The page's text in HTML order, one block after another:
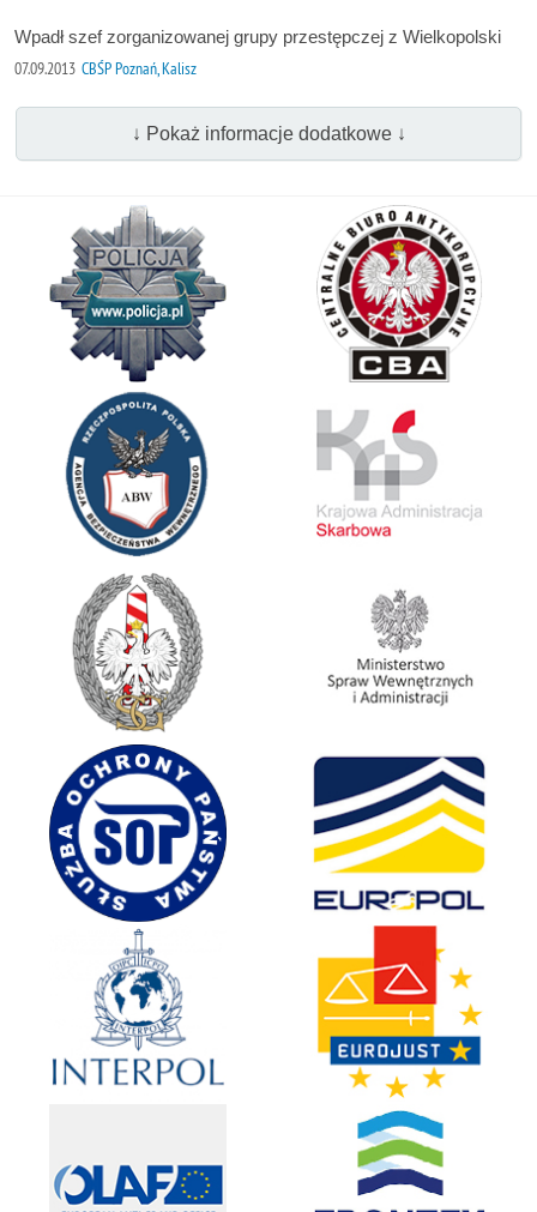
Wpadł szef zorganizowanej grupy przestępczej z Wielkopolski
07.09.2013 CBŚP Poznań, Kalisz
↓ Pokaż informacje dodatkowe ↓